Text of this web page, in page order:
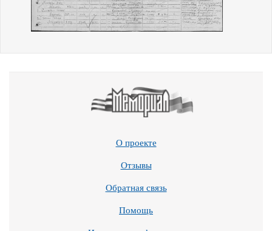
О проекте
Отзывы
Обратная связь
Помощь